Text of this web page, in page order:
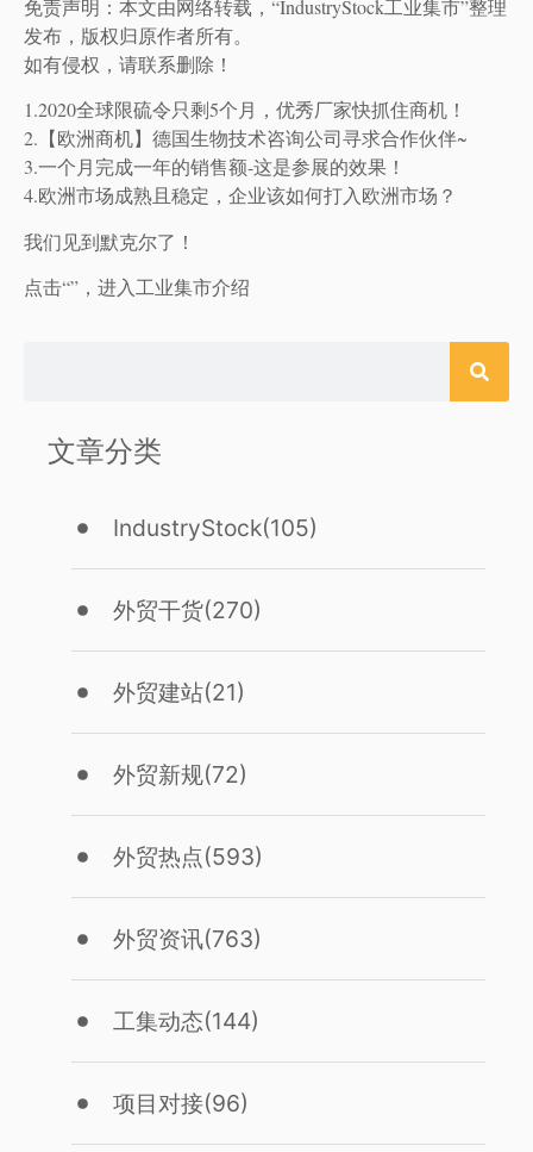
免责声明：本文由网络转载，“IndustryStock工业集市”整理
发布，版权归原作者所有。
如有侵权，请联系删除！
1.2020全球限硫令只剩5个月，优秀厂家快抓住商机！
2.【欧洲商机】德国生物技术咨询公司寻求合作伙伴~
3.一个月完成一年的销售额-这是参展的效果！
4.欧洲市场成熟且稳定，企业该如何打入欧洲市场？
我们见到默克尔了！
点击“”，进入工业集市介绍
文章分类
IndustryStock(105)
外贸干货(270)
外贸建站(21)
外贸新规(72)
外贸热点(593)
外贸资讯(763)
工集动态(144)
项目对接(96)